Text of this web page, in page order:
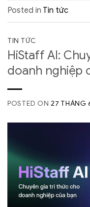
Posted in Tin tức
TIN TỨC
HiStaff AI:
doanh nghiệp
POSTED ON 27 THÁNG